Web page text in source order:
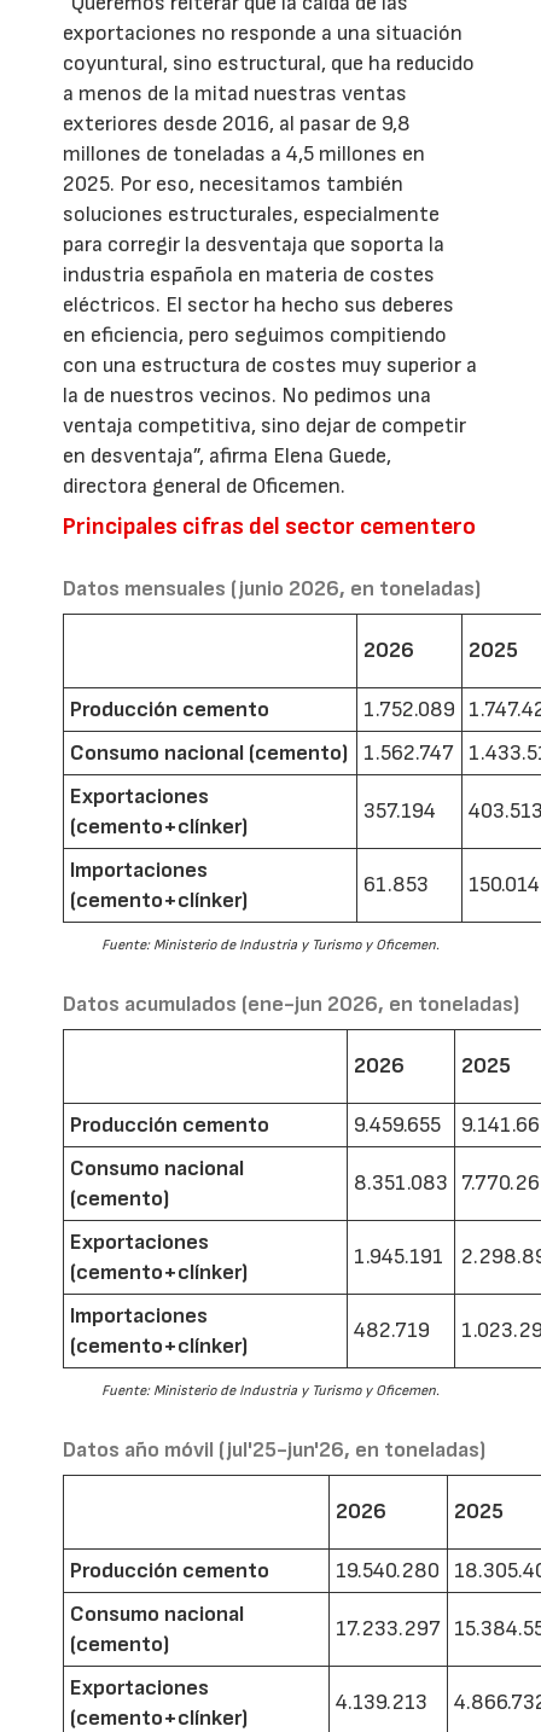
exportaciones no responde a una situación
coyuntural, sino estructural, que ha reducido
a menos de la mitad nuestras ventas
exteriores desde 2016, al pasar de 9,8
millones de toneladas a 4,5 millones en
2025. Por eso, necesitamos también
soluciones estructurales, especialmente
para corregir la desventaja que soporta la
industria española en materia de costes
eléctricos. El sector ha hecho sus deberes
en eficiencia, pero seguimos compitiendo
con una estructura de costes muy superior a
la de nuestros vecinos. No pedimos una
ventaja competitiva, sino dejar de competir
en desventaja”, afirma Elena Guede,
directora general de Oficemen.
Principales cifras del sector cementero
Datos mensuales (junio 2026, en toneladas)
2026 2025
Producción cemento 1.752.089
Consumo nacional (cemento)
1.562.747
Exportaciones
(cemento+clínker)
357.194
Importaciones
(cemento+clínker)
61.853 150.014
Fuente: Ministerio de Industria y Turismo y Oficemen.
Datos acumulados (ene-jun 2026, en toneladas)
2026 2025
Producción cemento 9.459.655
Consumo nacional
(cemento)
8.351.083
Exportaciones
(cemento+clínker)
1.945.191
Importaciones
(cemento+clínker)
482.719
Fuente: Ministerio de Industria y Turismo y Oficemen.
Datos año móvil (jul'25-jun'26, en toneladas)
2026 2025
Producción cemento 19.540.280
Consumo nacional
(cemento)
17.233.297
Exportaciones
(cemento+clínker)
4.139.213